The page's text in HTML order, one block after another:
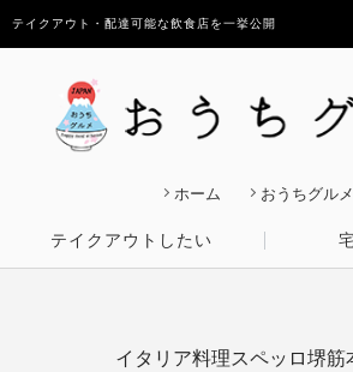
テイクアウト・配達可能な飲食店を一挙公開
ホーム おうちグル
テイクアウトしたい
イタリア料理スペッロ堺筋